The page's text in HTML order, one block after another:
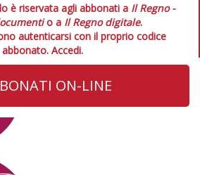
è riservata agli abbonati a Il Regno -
o a Il Regno digitale.
autenticarsi con il proprio codice
abbonato. Accedi.
ON-LINE